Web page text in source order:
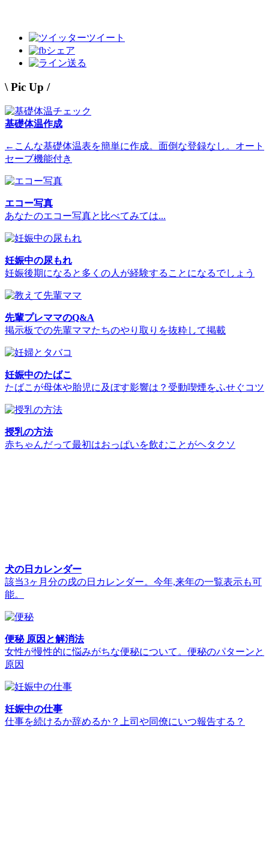
ツイート
シェア
送る
\ Pic Up /
基礎体温作成
←こんな基礎体温表を簡単に作成。面倒な登録なし。オート
セーブ機能付き
エコー写真
あなたのエコー写真と比べてみては...
妊娠中の尿もれ
妊娠後期になると多くの人が経験することになるでしょう
先輩プレママのQ&A
掲示板での先輩ママたちのやり取りを抜粋して掲載
妊娠中のたばこ
たばこが母体や胎児に及ぼす影響は？受動喫煙をふせぐコツ
授乳の方法
赤ちゃんだって最初はおっぱいを飲むことがヘタクソ
犬の日カレンダー
該当3ヶ月分の戌の日カレンダー。今年,来年の一覧表示も可
能。
便秘 原因と解消法
女性が慢性的に悩みがちな便秘について。便秘のパターンと
原因
妊娠中の仕事
仕事を続けるか辞めるか？上司や同僚にいつ報告する？